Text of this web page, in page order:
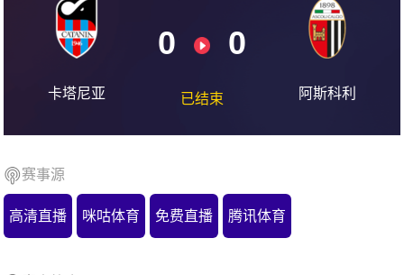
卡塔尼亚
0 0
已结束 阿斯科利
赛事源
高清直播 咪咕体育 免费直播 腾讯体育